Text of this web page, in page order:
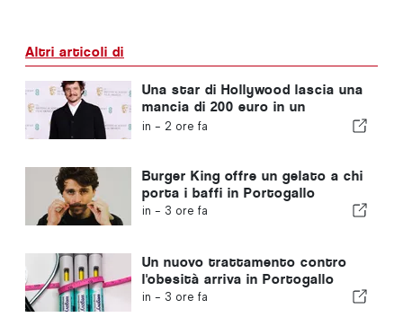
Altri articoli di
Una star di Hollywood lascia una
mancia di 200 euro in un
ristorante in Portogallo
in - 2 ore fa
Burger King offre un gelato a chi
porta i baffi in Portogallo
in - 3 ore fa
Un nuovo trattamento contro
l'obesità arriva in Portogallo
in - 3 ore fa